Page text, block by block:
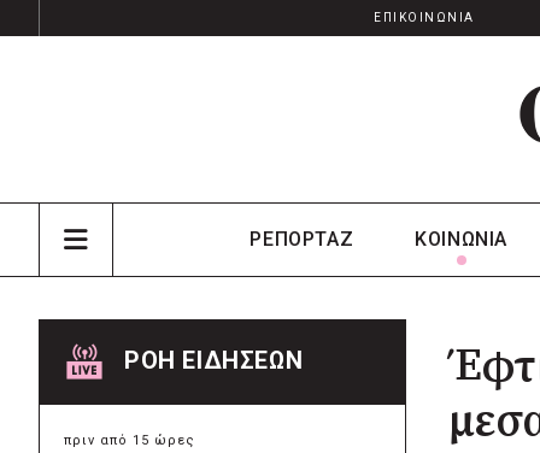
ΕΠΙΚΟΙΝΩΝΙΑ
ΡΕΠΟΡΤΑΖ ΚΟΙΝΩΝΙΑ
ΡΟΗ ΕΙΔΗΣΕΩΝ
πριν από 15 ώρες